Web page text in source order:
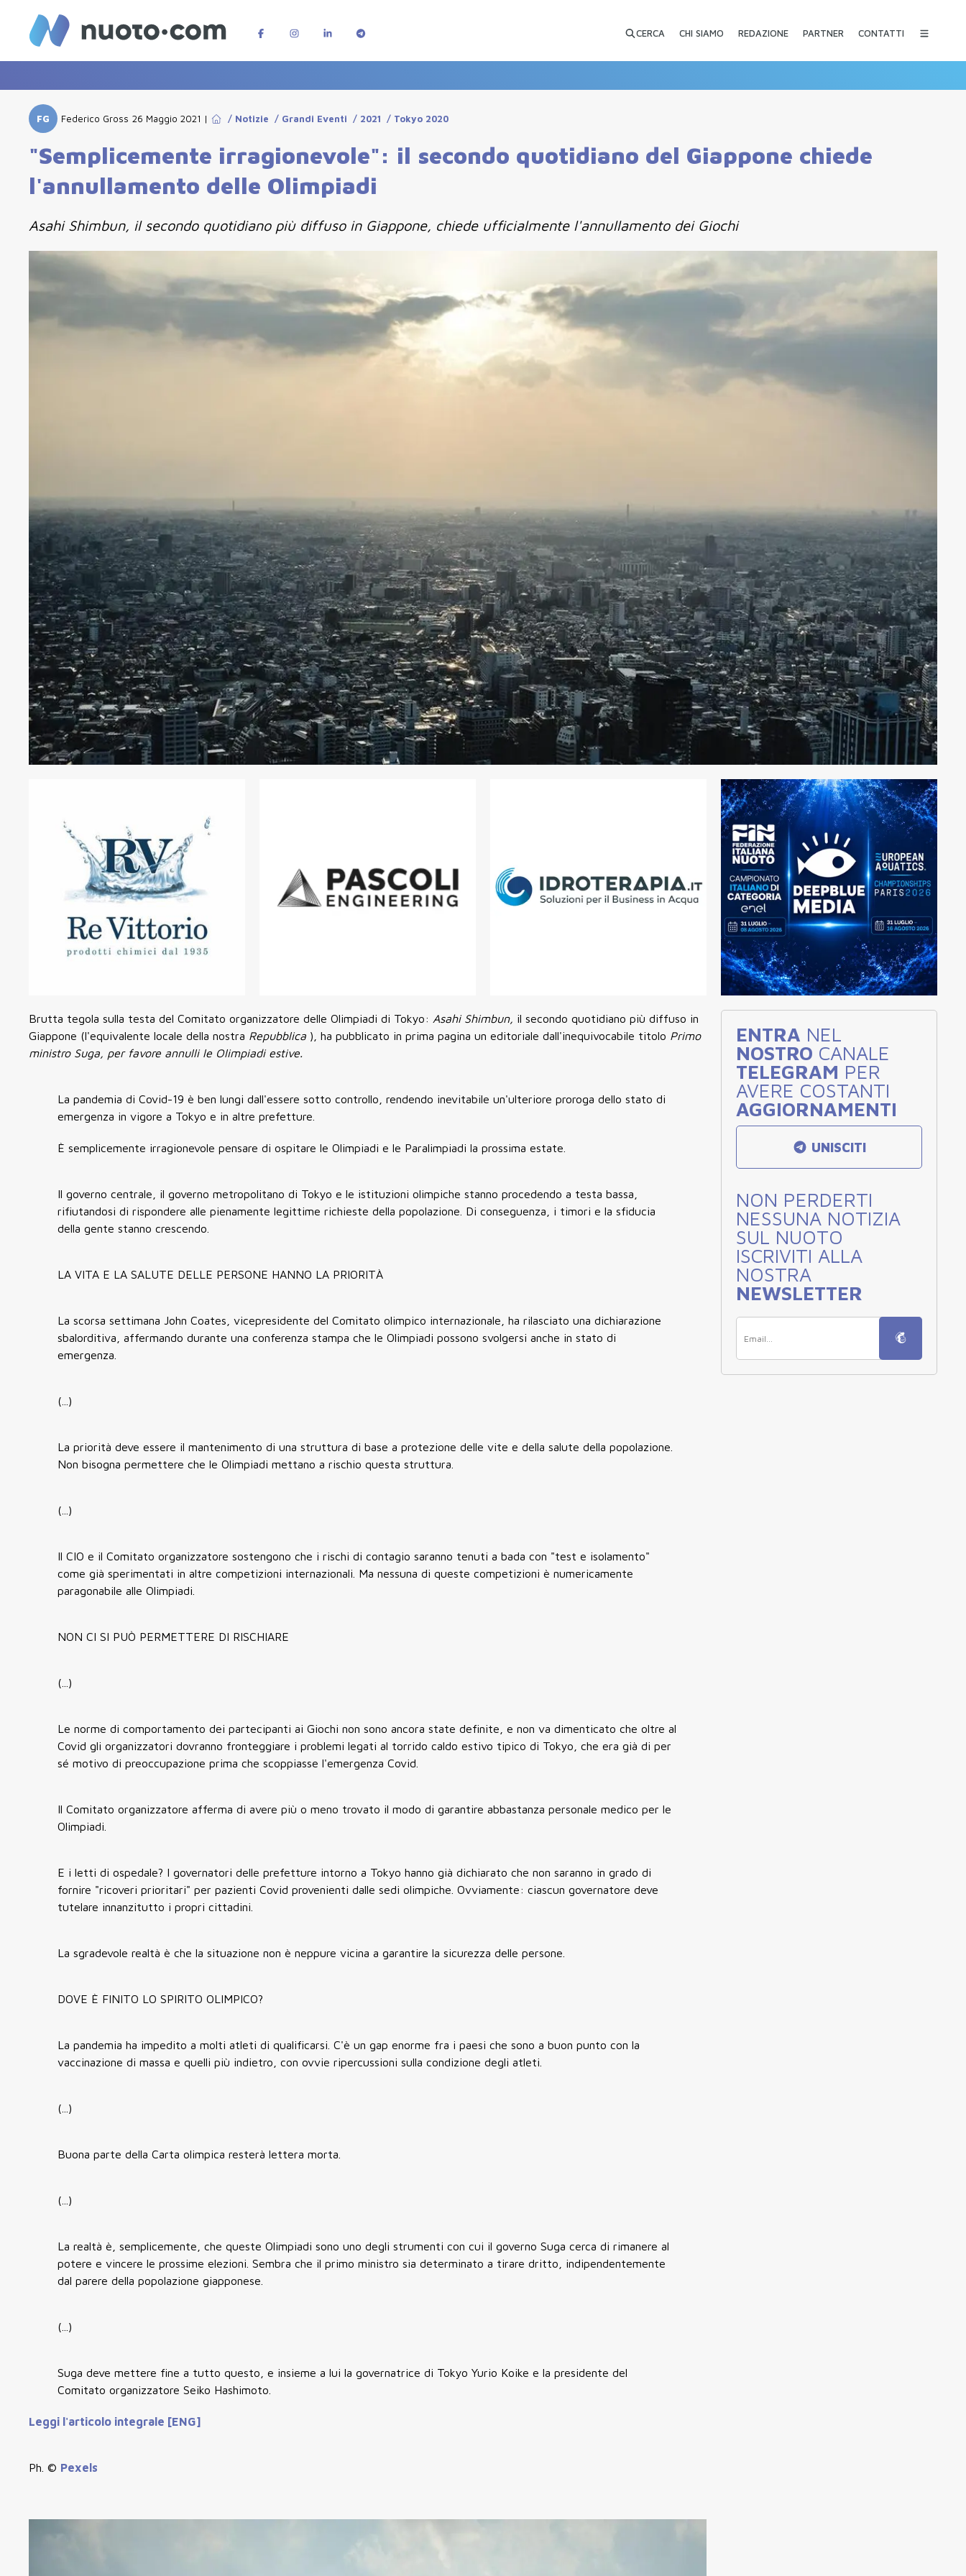
CERCA CHI SIAMO REDAZIONE PARTNER CONTATTI
FG Federico Gross 26 Maggio 2021 | / Notizie / Grandi Eventi / 2021 / Tokyo 2020
"Semplicemente irragionevole": il secondo quotidiano del Giappone chiede
l'annullamento delle Olimpiadi
Asahi Shimbun, il secondo quotidiano più diffuso in Giappone, chiede ufficialmente l'annullamento dei Giochi
Brutta tegola sulla testa del Comitato organizzatore delle Olimpiadi di Tokyo: Asahi Shimbun, il secondo quotidiano più diffuso in
Giappone (l'equivalente locale della nostra Repubblica ), ha pubblicato in prima pagina un editoriale dall'inequivocabile titolo Primo
ministro Suga, per favore annulli le Olimpiadi estive.
La pandemia di Covid-19 è ben lungi dall'essere sotto controllo, rendendo inevitabile un'ulteriore proroga dello stato di
emergenza in vigore a Tokyo e in altre prefetture.
È semplicemente irragionevole pensare di ospitare le Olimpiadi e le Paralimpiadi la prossima estate.
Il governo centrale, il governo metropolitano di Tokyo e le istituzioni olimpiche stanno procedendo a testa bassa,
rifiutandosi di rispondere alle pienamente legittime richieste della popolazione. Di conseguenza, i timori e la sfiducia
della gente stanno crescendo.
LA VITA E LA SALUTE DELLE PERSONE HANNO LA PRIORITÀ
La scorsa settimana John Coates, vicepresidente del Comitato olimpico internazionale, ha rilasciato una dichiarazione
sbalorditiva, affermando durante una conferenza stampa che le Olimpiadi possono svolgersi anche in stato di
emergenza.
(...)
La priorità deve essere il mantenimento di una struttura di base a protezione delle vite e della salute della popolazione.
Non bisogna permettere che le Olimpiadi mettano a rischio questa struttura.
(...)
Il CIO e il Comitato organizzatore sostengono che i rischi di contagio saranno tenuti a bada con "test e isolamento"
come già sperimentati in altre competizioni internazionali. Ma nessuna di queste competizioni è numericamente
paragonabile alle Olimpiadi.
NON CI SI PUÒ PERMETTERE DI RISCHIARE
(...)
Le norme di comportamento dei partecipanti ai Giochi non sono ancora state definite, e non va dimenticato che oltre al
Covid gli organizzatori dovranno fronteggiare i problemi legati al torrido caldo estivo tipico di Tokyo, che era già di per
sé motivo di preoccupazione prima che scoppiasse l'emergenza Covid.
Il Comitato organizzatore afferma di avere più o meno trovato il modo di garantire abbastanza personale medico per le
Olimpiadi.
E i letti di ospedale? I governatori delle prefetture intorno a Tokyo hanno già dichiarato che non saranno in grado di
fornire "ricoveri prioritari" per pazienti Covid provenienti dalle sedi olimpiche. Ovviamente: ciascun governatore deve
tutelare innanzitutto i propri cittadini.
La sgradevole realtà è che la situazione non è neppure vicina a garantire la sicurezza delle persone.
DOVE È FINITO LO SPIRITO OLIMPICO?
La pandemia ha impedito a molti atleti di qualificarsi. C'è un gap enorme fra i paesi che sono a buon punto con la
vaccinazione di massa e quelli più indietro, con ovvie ripercussioni sulla condizione degli atleti.
(...)
Buona parte della Carta olimpica resterà lettera morta.
(...)
La realtà è, semplicemente, che queste Olimpiadi sono uno degli strumenti con cui il governo Suga cerca di rimanere al
potere e vincere le prossime elezioni. Sembra che il primo ministro sia determinato a tirare dritto, indipendentemente
dal parere della popolazione giapponese.
(...)
Suga deve mettere fine a tutto questo, e insieme a lui la governatrice di Tokyo Yurio Koike e la presidente del
Comitato organizzatore Seiko Hashimoto.
Leggi l'articolo integrale [ENG]
Ph. © Pexels
ENTRA NEL
NOSTRO CANALE
TELEGRAM PER
AVERE COSTANTI
AGGIORNAMENTI
UNISCITI
NON PERDERTI
NESSUNA NOTIZIA
SUL NUOTO
ISCRIVITI ALLA
NOSTRA
NEWSLETTER